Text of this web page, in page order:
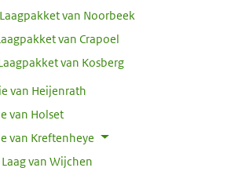
Laagpakket van Noorbeek
van Crapoel
van Kosberg
van Heijenrath
van Holset
van Kreftenheye
Laag van Wijchen